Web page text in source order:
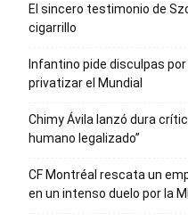
El sincero testimonio de
cigarrillo
Infantino pide disculpas
privatizar el Mundial
Chimy Ávila lanzó dura
humano legalizado”
CF Montréal rescata un
en un intenso duelo por la